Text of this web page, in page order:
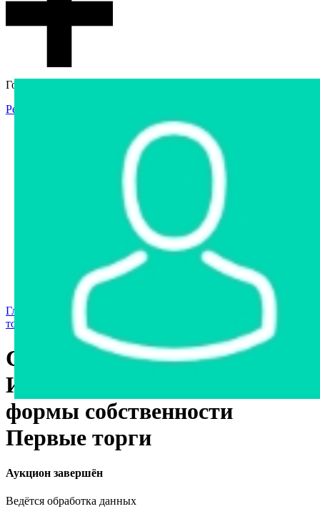
Гостевой доступ
Регистрация
Интернет-магазин
Интернет-витрина
Арестованное имущество
Реестр несостоявшихся торгов
Реестр переоценок
Государственное имущество
Главная страница
торгов
Станки и оборудование
Стол сортировочный
Имущество государственной
формы собственности
Первые торги
Аукцион завершён
Ведётся обработка данных